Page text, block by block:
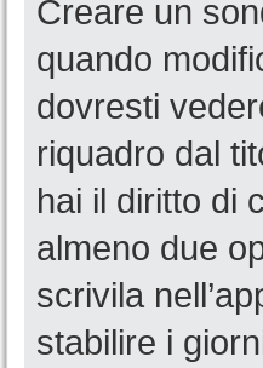
Creare un
quando
dovresti
riquadro dal
hai il diritto di
almeno due
scrivila
stabilire i